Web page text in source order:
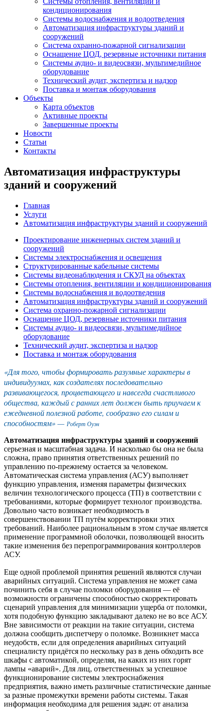
кондиционирования
Системы водоснабжения и водоотведения
Автоматизация инфраструктуры зданий и
сооружений
Система охранно-пожарной сигнализации
Оснащение ЦОД, резервные источники питания
Системы аудио- и видеосвязи, мультимедийное
оборудование
Технический аудит, экспертиза и надзор
Поставка и монтаж оборудования
Объекты
Карта объектов
Активные проекты
Завершенные проекты
Новости
Статьи
Контакты
Автоматизация инфраструктуры
зданий и сооружений
Главная
Услуги
Автоматизация инфраструктуры зданий и сооружений
Проектирование инженерных систем зданий и
сооружений
Системы электроснабжения и освещения
Структурированные кабельные системы
Системы видеонаблюдения и СКУД на объектах
Системы отопления, вентиляции и кондиционирования
Системы водоснабжения и водоотведения
Автоматизация инфраструктуры зданий и сооружений
Система охранно-пожарной сигнализации
Оснащение ЦОД, резервные источники питания
Системы аудио- и видеосвязи, мультимедийное
оборудование
Технический аудит, экспертиза и надзор
Поставка и монтаж оборудования
«Для того, чтобы формировать разумные характеры в
индивидуумах, как создателях последовательно
развивающегося, процветающего и навсегда счастливого
общества, каждый с ранних лет должен быть приучаем к
ежедневной полезной работе, сообразно его силам и
способностям» — Роберт Оуэн
Автоматизация инфраструктуры зданий и сооружений
серьезная и масштабная задача. И насколько бы она не была
сложна, право принятия ответственных решений по
управлению по-прежнему остается за человеком.
Автоматическая система управления (АСУ) выполняет
функцию управления, изменяя параметры физических
величин технологического процесса (ТП) в соответствии с
требованиями, которые формирует технолог производства.
Довольно часто возникает необходимость в
совершенствовании ТП путём корректировки этих
требований. Наиболее рациональным в этом случае является
применение программной оболочки, позволяющей вносить
такие изменения без перепрограммирования контроллеров
АСУ.
Еще одной проблемой принятия решений являются случаи
аварийных ситуаций. Система управления не может сама
починить себя в случае поломки оборудования — её
возможности ограничены способностью скорректировать
сценарий управления для минимизации ущерба от поломки,
хотя подобную функцию закладывают далеко не во все АСУ.
Вне зависимости от реакции на такие ситуации, система
должна сообщить диспетчеру о поломке. Возникнет масса
неудобств, если для определения аварийных ситуаций
специалисту придётся по нескольку раз в день обходить все
шкафы с автоматикой, определяя, на каких из них горят
лампы «аварий». Для лиц, ответственных за успешное
функционирование системы электроснабжения
предприятия, важно иметь различные статистические данные
за разные промежутки времени работы системы. Такая
информация необходима для решения задач: от анализа